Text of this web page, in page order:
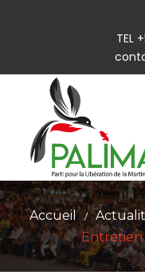
TEL
Accueil /
Entretien